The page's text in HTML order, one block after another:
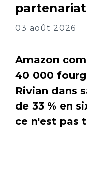
03 août 2026
Amazon
40 000
Rivian dans
de 33 % en
ce n'est pas